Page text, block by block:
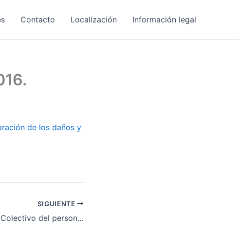
Contacto Localización Información legal
de los daños y
SIGUIENTE
V Convenio Colectivo del personal laboral de la Junta de Extremadura. Texto del Convenio.